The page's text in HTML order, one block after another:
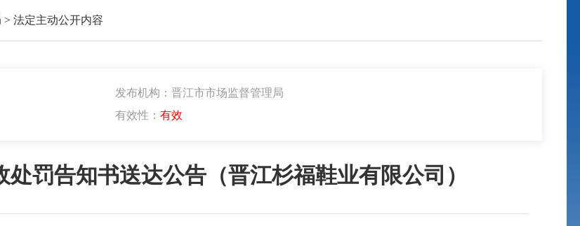
> 法定主动公开内容
发布机构：晋江市市场监督管理局
有效性： 有效
罚告知书送达公告（晋江杉福鞋业有限公司）